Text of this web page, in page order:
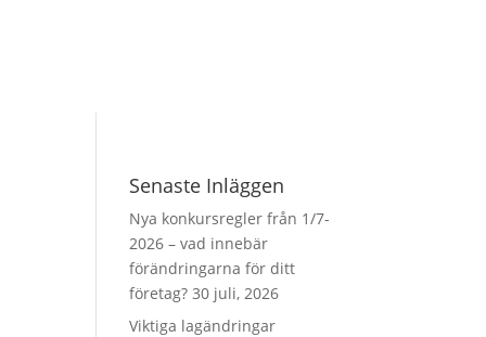
Senaste Inläggen
Nya konkursregler från 1/7-
2026 – vad innebär
förändringarna för ditt
företag? 30 juli, 2026
Viktiga lagändringar